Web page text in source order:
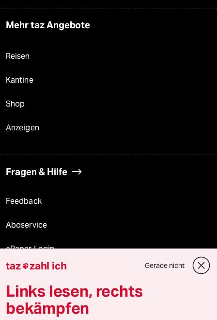
Mehr taz Angebote
Reisen
Kantine
Shop
Anzeigen
Fragen & Hilfe
Feedback
Aboservice
ePaper Login
Downloads für Abonnierende
© 2026 taz Verlags und Vertriebs GmbH
taz zahl ich Gerade nicht
Links lesen, rechts
bekämpfen